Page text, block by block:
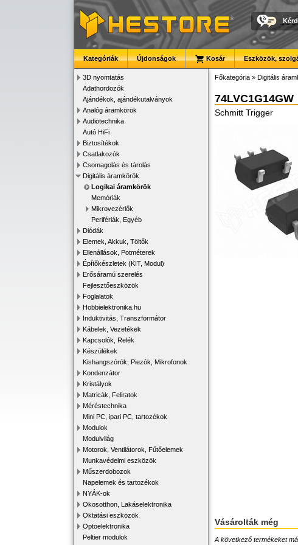
Kategóriák Újdonságok Kosár Eszközök,
3D nyomtatás
Adathordozók
Ajándékok, ajándékutalványok
Analóg áramkörök
Audiotechnika
Autó HiFi
Biztosítékok
Csatlakozók
Csomagolás és tárolás
Digitális áramkörök
Logikai áramkörök
Memóriák
Mikrovezérlők
Perifériák, Egyéb
Diódák
Elemek, Akkuk, Töltők
Ellenállások, Potméterek
Építőkészletek (KIT, Modul)
Erősáramú szerelés
Fejlesztőeszközök
Foglalatok
Hobbielektronika.hu
Induktivitás, Transzformátor
Kábelek, Vezetékek
Kapcsolók, Relék
Készülékek
Kishangszórók, Piezók, Mikrofonok
Kondenzátor
Kristályok
Matricák, Feliratok
Méréstechnika
Mini PC, ipari PC, tartozékok
Modulok
Modulvilág
Motorok, Ventilátorok, Fűtőelemek
Munkavédelmi eszközök
Műszerdobozok
Napelemek és tartozékok
NYÁK-ok
Okosotthon, Lakáselektronika
Oktatási eszközök
Optoelektronika
Peltier modulok
Főkategória » Digitális
74LVC1G14GW
Schmitt Trigger
Vásárolták még
A következő termékeket